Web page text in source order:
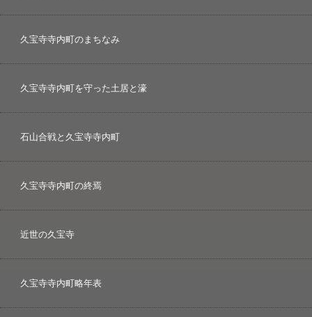
久宝寺寺内町のまちなみ
久宝寺寺内町を守った土居と濠
石山合戦と久宝寺寺内町
久宝寺寺内町の終焉
近世の久宝寺
久宝寺寺内町略年表